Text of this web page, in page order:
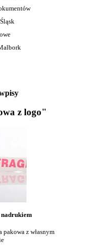
z logo"
nadrukiem
pakowa z własnym